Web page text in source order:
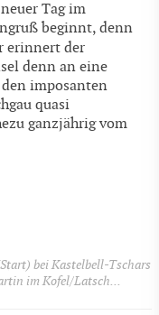
Tag im
beginnt, denn
erinnert der
denn an eine
imposanten
quasi
ganzjährig vom
bei Kastelbell-Tschars
im Kofel/Latsch...